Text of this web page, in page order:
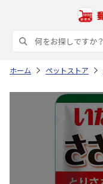
ホーム ペットストア